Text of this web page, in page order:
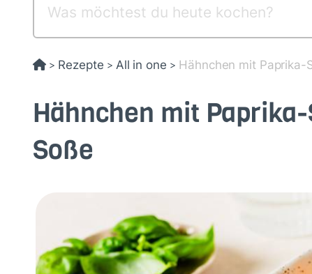
> Rezepte > All in one > Hähnchen mit Paprika-
Hähnchen mit
Soße